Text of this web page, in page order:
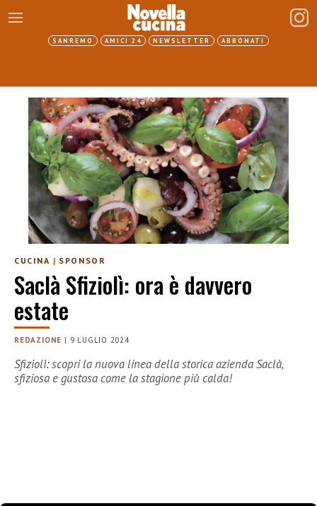
SANREMO AMICI 24 NEWSLETTER ABBONATI
CUCINA | SPONSOR
Saclà Sfiziolì: ora è davvero
estate
REDAZIONE | 9 LUGLIO 2024
Sfiziolì: scopri la nuova linea della storica azienda Saclà,
sfiziosa e gustosa come la stagione più calda!